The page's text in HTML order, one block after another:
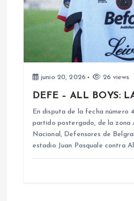
junio 20, 2026 26 views
DEFE – ALL BOYS:
En disputa de la fecha número
partido postergado, de la zona
Nacional, Defensores de
estadio Juan Pasquale contra